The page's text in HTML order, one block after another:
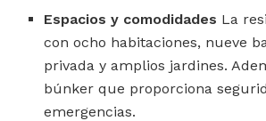
Espacios y comodidades La
con ocho habitaciones, nueve
privada y amplios jardines.
búnker que proporciona
emergencias.